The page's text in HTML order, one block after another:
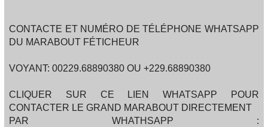
CONTACTE ET NUMÉRO DE TÉLÉPHONE WHATSAPP
DU MARABOUT FÉTICHEUR
VOYANT: 00229.68890380 OU +229.68890380
CLIQUER SUR CE LIEN WHATSAPP POUR
CONTACTER LE GRAND MARABOUT DIRECTEMENT
PAR WHATHSAPP :